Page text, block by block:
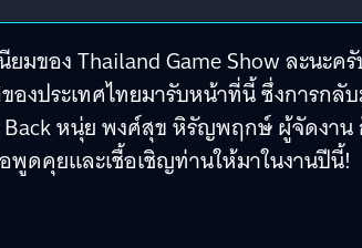
นียมของ Thailand Game Show ละนะ
องประเทศไทยมารับหน้าที่นี้ ซึ่งการก
Back หนุ่ย พงศ์สุข หิรัญพฤกษ์ ผู้จัดงาน
พูดคุยและเชื้อเชิญท่านให้มาในงานปีนี้!